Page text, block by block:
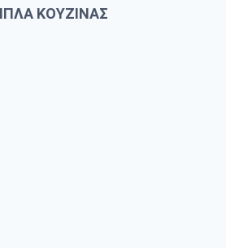
ΚΟΥΖΙΝΑΣ